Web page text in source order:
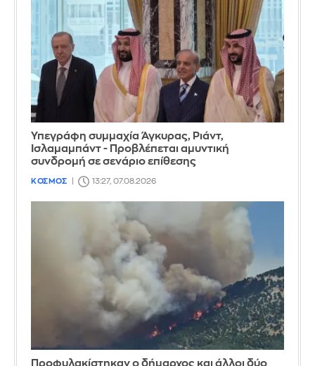
Υπεγράφη συμμαχία Άγκυρας, Ριάντ,
Ισλαμαμπάντ - Προβλέπεται αμυντική
συνδρομή σε σενάριο επίθεσης
ΚΟΣΜΟΣ 13:27, 07.08.2026
Προφυλακίστηκαν ο δήμαρχος και άλλοι δύο